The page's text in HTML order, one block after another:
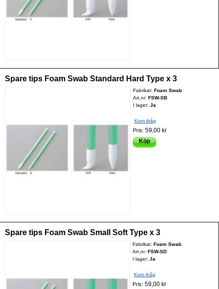
Spare tips Foam Swab Standard Hard Type x 3
Fabrikat: Foam Swab
Art.nr: FSW-SB
I lager: Ja
Kom ihåg
Pris: 59,00 kr
Köp
Spare tips Foam Swab Small Soft Type x 3
Fabrikat:Foam Swab
Art.nr:FSW-SD
I lager: Ja
Kom ihåg
Pris:59,00 kr